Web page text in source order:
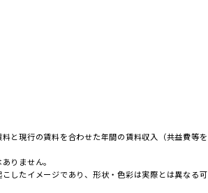
と現行の賃料を合わせた年間の賃料収入（共益費等を
りません。
したイメージであり、形状・色彩は実際とは異なる可